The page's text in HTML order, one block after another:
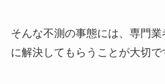
そんな不測の事態には、専門
に解決してもらうことが大切で